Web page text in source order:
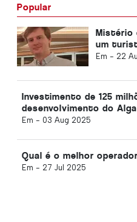
Popular
Mistério
um
Em - 22
Investimento de 125
desenvolvimento do
Em - 03 Aug 2025
Qual é o melhor
Em - 27 Jul 2025